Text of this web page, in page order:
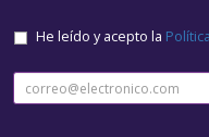
He leído y acepto la